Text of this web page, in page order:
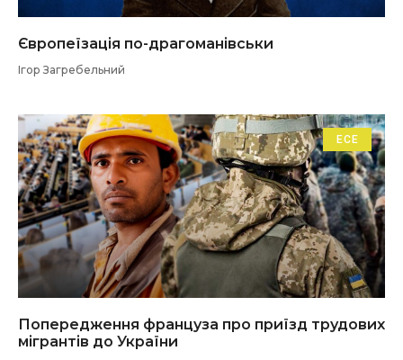
Європеїзація по-драгоманівськи
Ігор Загребельний
ЕСЕ
Попередження француза про приїзд трудових
мігрантів до України